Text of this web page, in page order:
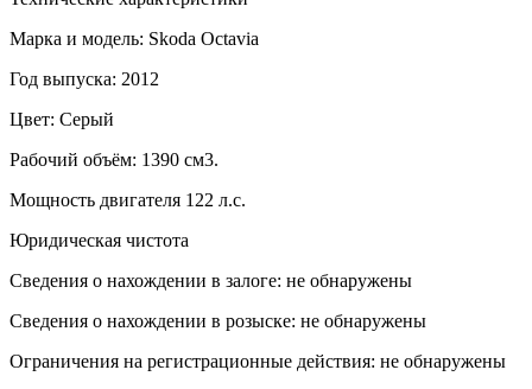
Марка и модель: Skoda Octavia
Год выпуска: 2012
Цвет: Серый
Рабочий объём: 1390 см3.
Мощность двигателя 122 л.с.
Юридическая чистота
Сведения о нахождении в залоге: не обнаружены
Сведения о нахождении в розыске: не обнаружены
Ограничения на регистрационные действия: не обнаружены